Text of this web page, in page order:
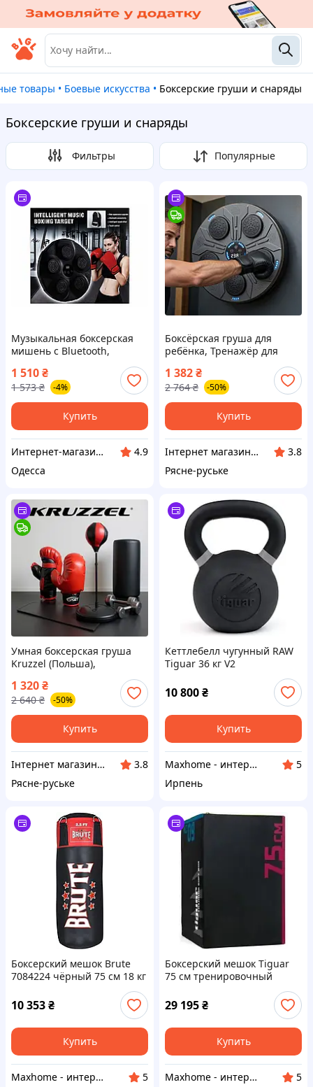
товары • Боевые искусства • Боксерские груши и снаряды
Боксерские груши и снаряды
Фильтры Популярные
Музыкальная боксерская
мишень с Bluetooth,
настенный тренажер для
бокса с перчатками, 9
режимов
1 510₴
1 573 ₴ -4%
Купить
Интернет-магазин "МадивиС"
4.9
Одесса
Боксёрская груша для
ребёнка, Тренажёр для
Музыкальная груша для
бокса, Скоростная груша
для бокса, ITR
1 382₴
2 764 ₴ -50%
Купить
Інтернет магазин Єнот
3.8
Рясне-руське
Умная боксерская груша
Kruzzel (Польша),
напольная детская,
Боксерская груша для
подростка, ITR
1 320₴
2 640 ₴ -50%
Купить
Інтернет магазин Єнот
3.8
Рясне-руське
Кеттлебелл чугунный RAW
Tiguar 36 кг V2
10 800₴
Купить
Maxhome - интернет магазин
5
Ирпень
Боксерский мешок Brute
7084224 чёрный 75 см 18 кг
10 353₴
Купить
Maxhome - интернет магазин
5
Боксерский мешок Tiguar
75 см тренировочный
29 195₴
Купить
Maxhome - интернет магазин
5